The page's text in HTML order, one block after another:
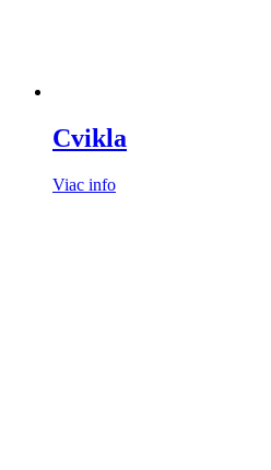
Cvikla
Viac info